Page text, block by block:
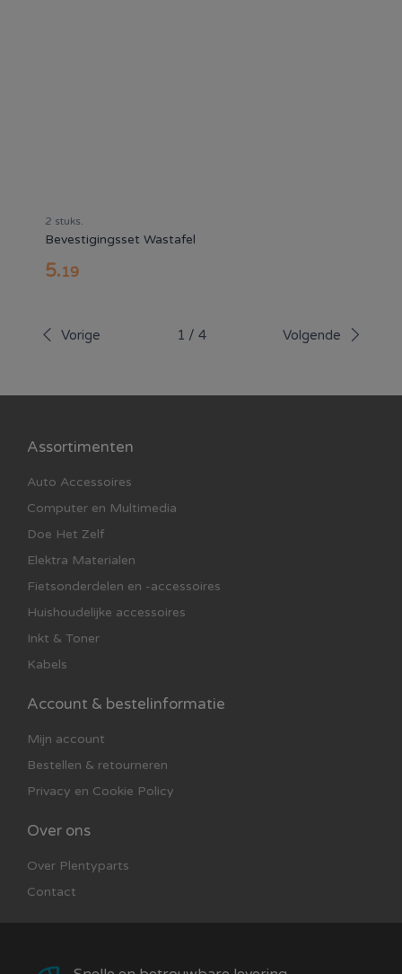
2 stuks.
Bevestigingsset Wastafel
5.19
Vorige 1 / 4 Volgende
Assortimenten
Auto Accessoires
Computer en Multimedia
Doe Het Zelf
Elektra Materialen
Fietsonderdelen en -accessoires
Huishoudelijke accessoires
Inkt & Toner
Kabels
Account & bestelinformatie
Mijn account
Bestellen & retourneren
Privacy en Cookie Policy
Over ons
Over Plentyparts
Contact